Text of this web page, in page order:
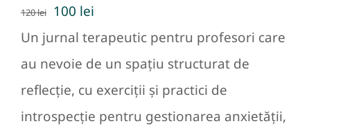
120lei
Prețul
inițial
a
fost:
120 lei.
100 lei
curent
este:
100 lei.
Un jurnal terapeutic pentru profesori care
au nevoie de un spațiu structurat de
reflecție, cu exerciții și practici de
introspecție pentru gestionarea anxietății,